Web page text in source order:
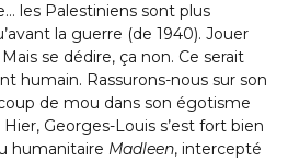
les Palestiniens sont plus
la guerre (de 1940). Jouer
se dédire, ça non. Ce serait
humain. Rassurons-nous sur son
de mou dans son égotisme
Georges-Louis s’est fort bien
humanitaire Madleen, intercepté